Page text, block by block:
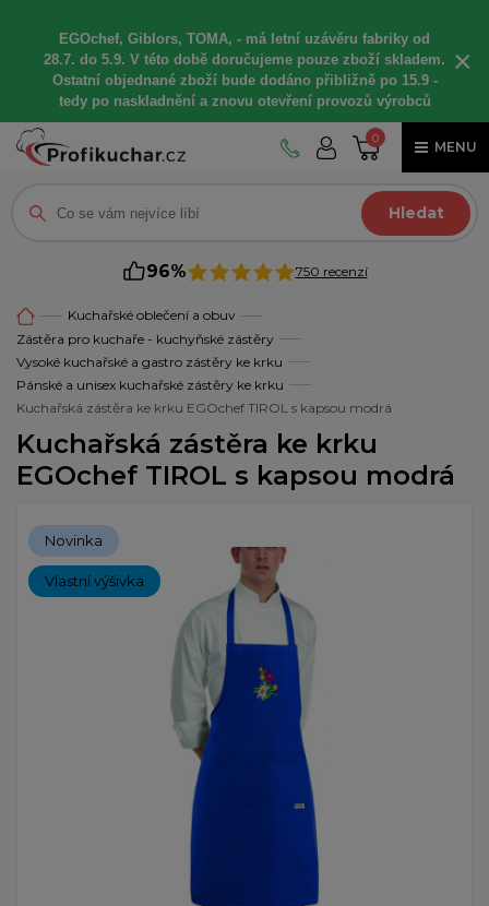
EGOchef, Giblors, TOMA, - má letní uzávěru fabriky od
28.7. do 5.9. V této době doručujeme pouze zboží skladem.
Ostatní objednané zboží bude dodáno přibližně po 15.9 -
tedy po naskladnění a znovu otevření provozů výrobců
×
0
MENU
Hledat
96% 750 recenzí
Kuchařské oblečení a obuv
Zástěra pro kuchaře - kuchyňské zástěry
Vysoké kuchařské a gastro zástěry ke krku
Pánské a unisex kuchařské zástěry ke krku
Kuchařská zástěra ke krku EGOchef TIROL s kapsou modrá
Kuchařská zástěra ke krku
EGOchef TIROL s kapsou modrá
Novinka
Vlastní výšivka